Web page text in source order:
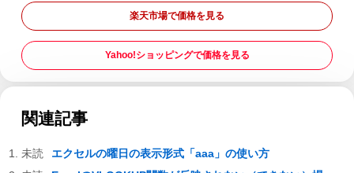
楽天市場で価格を見る
Yahoo!ショッピングで価格を見る
関連記事
エクセルの曜日の表示形式「aaa」の使い方